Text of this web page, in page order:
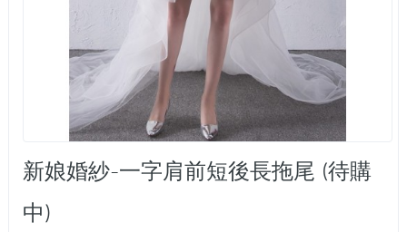
新娘婚紗-一字肩前短後長拖尾 (待購
中)